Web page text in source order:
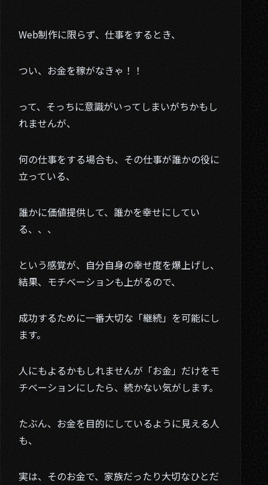
Web制作に限らず、仕事をするとき、
つい、お金を稼がなきゃ！！
って、そっちに意識がいってしまいがちかもし
れませんが、
何の仕事をする場合も、その仕事が誰かの役に
立っている、
誰かに価値提供して、誰かを幸せにしてい
る、、、
という感覚が、自分自身の幸せ度を爆上げし、
結果、モチベーションも上がるので、
成功するために一番大切な「継続」を可能にし
ます。
人にもよるかもしれませんが「お金」だけをモ
チベーションにしたら、続かない気がします。
たぶん、お金を目的にしているように見える人
も、
実は、そのお金で、家族だったり大切なひとだ